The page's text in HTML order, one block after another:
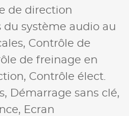
de direction
du système audio au
Contrôle de
de freinage en
Contrôle élect.
Démarrage sans clé,
Ecran